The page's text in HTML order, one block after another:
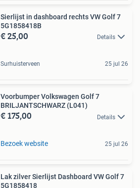
Sierlijst in dashboard rechts VW Golf 7
5G1858418B
€ 25,00 Details
Surhuisterveen 25 jul 26
Voorbumper Volkswagen Golf 7
BRILJANTSCHWARZ (L041)
€ 175,00 Details
Bezoek website 25 jul 26
Lak zilver Sierlijst Dashboard VW Golf 7
5G1858418